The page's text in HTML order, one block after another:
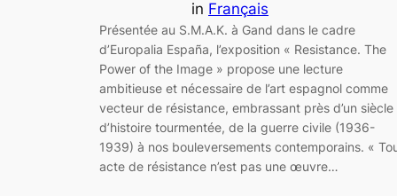
in Français
Présentée au S.M.A.K. à Gand dans le cadre
d’Europalia España, l’exposition « Resistance. The
Power of the Image » propose une lecture
ambitieuse et nécessaire de l’art espagnol comme
vecteur de résistance, embrassant près d’un siècle
d’histoire tourmentée, de la guerre civile (1936-
1939) à nos bouleversements contemporains. «
acte de résistance n’est pas une œuvre…